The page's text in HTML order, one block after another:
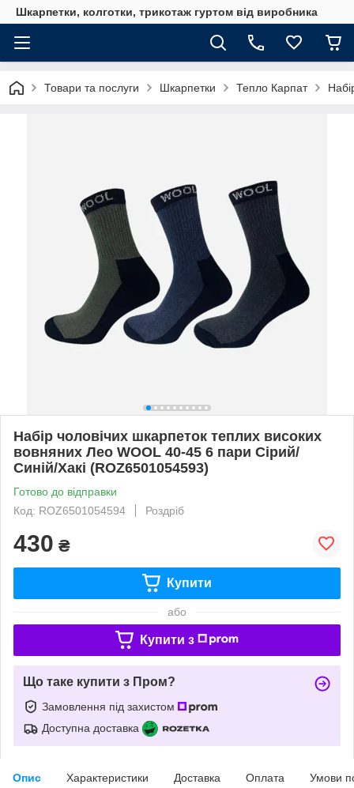
Шкарпетки, колготки, трикотаж гуртом від виробника
Товари та послуги Шкарпетки Тепло Карпат
Набір чоловічих шкарпеток теплих високих
вовняних Лео WOOL 40-45 6 пари Сірий/
Синій/Хакі (ROZ6501054593)
Готово до відправки
Код: ROZ6501054594
Роздріб
430 ₴
Купити
або
Купити з
Що таке купити з Пром?
Замовлення під захистом
Доступна доставка
Опис Характеристики Доставка Оплата Умови